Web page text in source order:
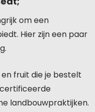
om een
Hier zijn een paar
fruit die je bestelt
landbouwpraktijken.